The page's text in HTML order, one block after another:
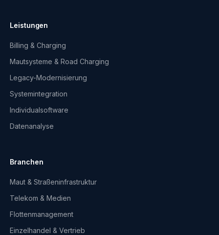
Leistungen
Billing & Charging
Mautsysteme & Road Charging
Legacy-Modernisierung
Systemintegration
Individualsoftware
Datenanalyse
Branchen
Maut & Straßeninfrastruktur
Telekom & Medien
Flottenmanagement
Einzelhandel & Vertrieb